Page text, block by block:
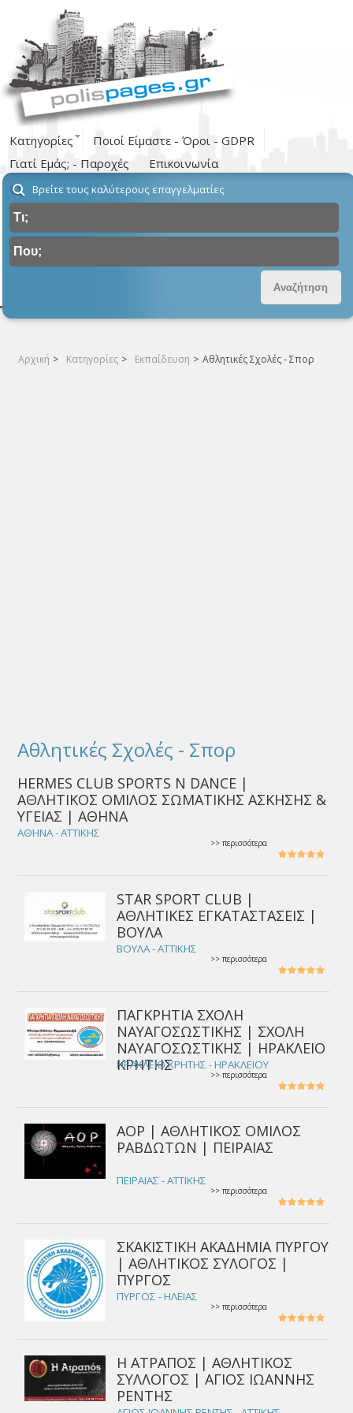
Κατηγορίες
Ποιοί Είμαστε - Όροι - GDPR
Γιατί Εμάς; - Παροχές
Επικοινωνία
Βρείτε τους καλύτερους επαγγελματίες
Αρχική > Κατηγορίες > Εκπαίδευση > Αθλητικές Σχολές - Σπορ
Αθλητικές Σχολές - Σπορ
HERMES CLUB SPORTS N DANCE |
ΑΘΛΗΤΙΚΟΣ ΟΜΙΛΟΣ ΣΩΜΑΤΙΚΗΣ ΑΣΚΗΣΗΣ &
ΥΓΕΙΑΣ | ΑΘΗΝΑ
ΑΘΗΝΑ - ΑΤΤΙΚΗΣ
>> περισσότερα
STAR SPORT CLUB |
ΑΘΛΗΤΙΚΕΣ ΕΓΚΑΤΑΣΤΑΣΕΙΣ |
ΒΟΥΛΑ
ΒΟΥΛΑ - ΑΤΤΙΚΗΣ
>> περισσότερα
ΠΑΓΚΡΗΤΙΑ ΣΧΟΛΗ
ΝΑΥΑΓΟΣΩΣΤΙΚΗΣ | ΣΧΟΛΗ
ΝΑΥΑΓΟΣΩΣΤΙΚΗΣ | ΗΡΑΚΛΕΙΟ
ΚΡΗΤΗΣ
ΗΡΑΚΛΕΙΟ ΚΡΗΤΗΣ - ΗΡΑΚΛΕΙΟΥ
>> περισσότερα
ΑΟΡ | ΑΘΛΗΤΙΚΟΣ ΟΜΙΛΟΣ
ΡΑΒΔΩΤΩΝ | ΠΕΙΡΑΙΑΣ
ΠΕΙΡΑΙΑΣ - ΑΤΤΙΚΗΣ
>> περισσότερα
ΣΚΑΚΙΣΤΙΚΗ ΑΚΑΔΗΜΙΑ ΠΥΡΓΟΥ
| ΑΘΛΗΤΙΚΟΣ ΣΥΛΟΓΟΣ |
ΠΥΡΓΟΣ
ΠΥΡΓΟΣ - ΗΛΕΙΑΣ
>> περισσότερα
Η ΑΤΡΑΠΟΣ | ΑΘΛΗΤΙΚΟΣ
ΣΥΛΛΟΓΟΣ | ΑΓΙΟΣ ΙΩΑΝΝΗΣ
ΡΕΝΤΗΣ